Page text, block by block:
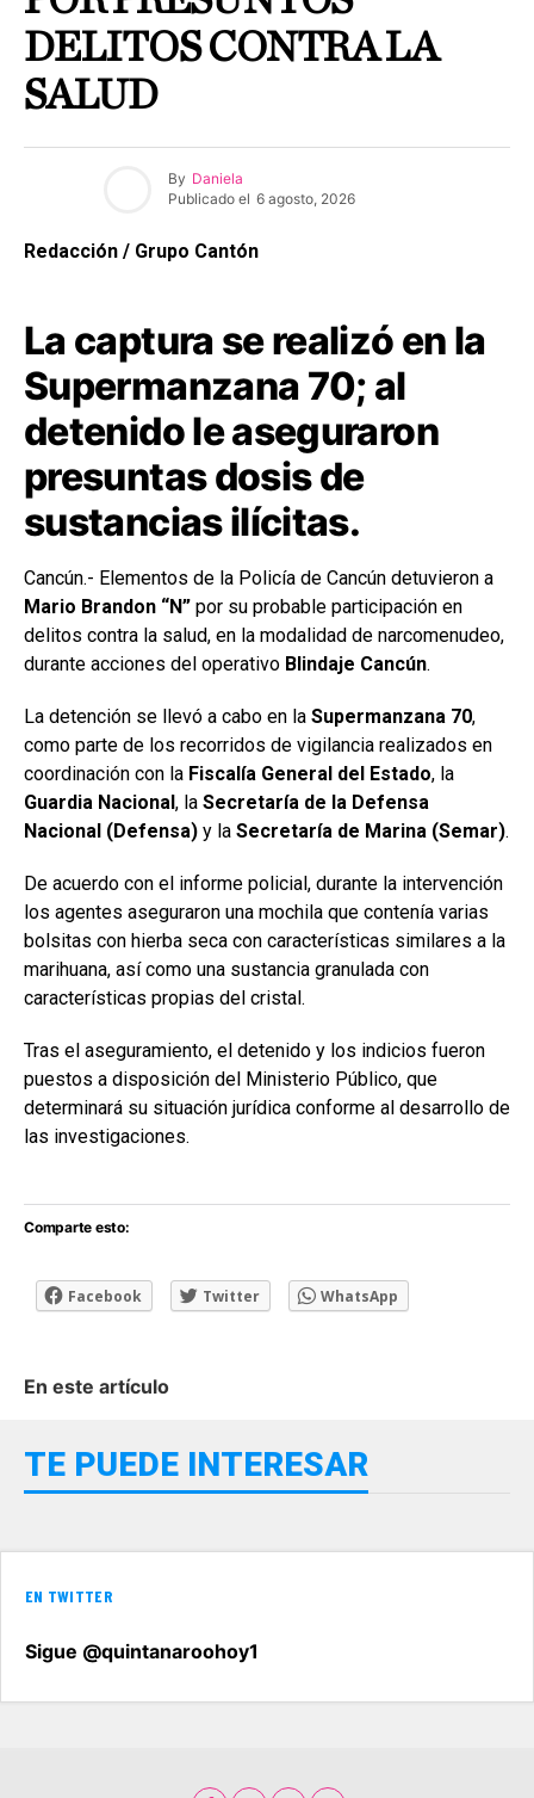
DELITOS CONTRA LA
SALUD
By Daniela
Publicado el 6 agosto, 2026
Redacción / Grupo Cantón
La captura se realizó en la
Supermanzana 70; al
detenido le aseguraron
presuntas dosis de
sustancias ilícitas.
Cancún.- Elementos de la Policía de Cancún detuvieron a
Mario Brandon “N” por su probable participación en
delitos contra la salud, en la modalidad de narcomenudeo,
durante acciones del operativo Blindaje Cancún.
La detención se llevó a cabo en la Supermanzana 70,
como parte de los recorridos de vigilancia realizados en
coordinación con la Fiscalía General del Estado, la
Guardia Nacional, la Secretaría de la Defensa
Nacional (Defensa) y la Secretaría de Marina (Semar).
De acuerdo con el informe policial, durante la intervención
los agentes aseguraron una mochila que contenía varias
bolsitas con hierba seca con características similares a la
marihuana, así como una sustancia granulada con
características propias del cristal.
Tras el aseguramiento, el detenido y los indicios fueron
puestos a disposición del Ministerio Público, que
determinará su situación jurídica conforme al desarrollo de
las investigaciones.
Comparte esto:
Facebook Twitter WhatsApp
En este artículo
TE PUEDE INTERESAR
EN TWITTER
Sigue @quintanaroohoy1